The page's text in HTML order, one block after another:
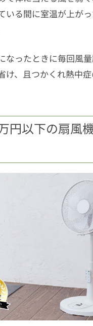
いる間に室温が上が
なったときに毎回風
け、且つかくれ熱中
円以下の扇風